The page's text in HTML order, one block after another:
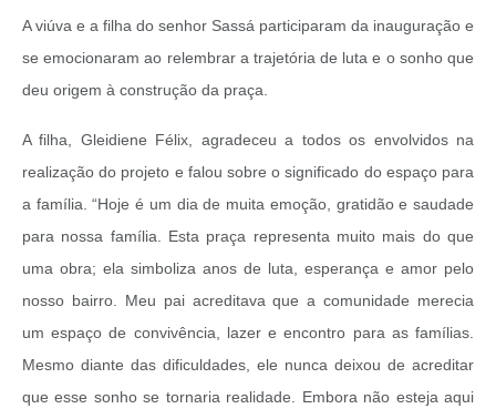
A viúva e a filha do senhor Sassá participaram da inauguração e
se emocionaram ao relembrar a trajetória de luta e o sonho que
deu origem à construção da praça.
A filha, Gleidiene Félix, agradeceu a todos os envolvidos na
realização do projeto e falou sobre o significado do espaço para
a família. “Hoje é um dia de muita emoção, gratidão e saudade
para nossa família. Esta praça representa muito mais do que
uma obra; ela simboliza anos de luta, esperança e amor pelo
nosso bairro. Meu pai acreditava que a comunidade merecia
um espaço de convivência, lazer e encontro para as famílias.
Mesmo diante das dificuldades, ele nunca deixou de acreditar
que esse sonho se tornaria realidade. Embora não esteja aqui